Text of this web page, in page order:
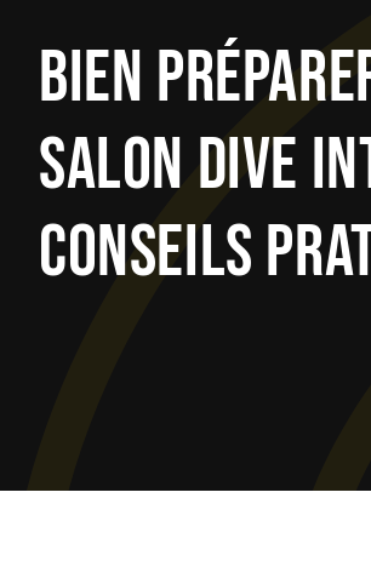
Bien
Salon Dive
Conseils